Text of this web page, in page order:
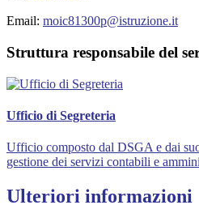
Email: moic81300p@istruzione.it
Struttura responsabile del
Ufficio di Segreteria
Ufficio composto dal DSGA e dai
gestione dei servizi contabili e
Ulteriori informazioni